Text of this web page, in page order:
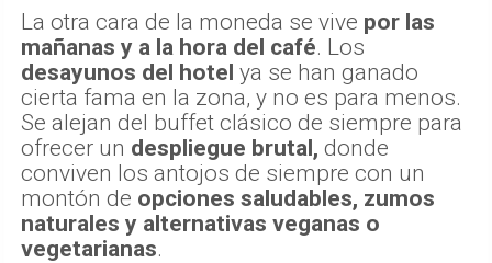
La otra cara de la moneda se vive por las
mañanas y a la hora del café. Los
desayunos del hotel ya se han ganado
cierta fama en la zona, y no es para menos.
Se alejan del buffet clásico de siempre para
ofrecer un despliegue brutal, donde
conviven los antojos de siempre con un
montón de opciones saludables, zumos
naturales y alternativas veganas o
vegetarianas.